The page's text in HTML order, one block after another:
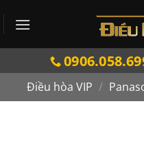
qua
Điều hòa VIP /